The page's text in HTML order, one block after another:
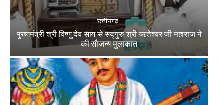
छत्तीसगढ़
मुख्यमंत्री श्री विष्णु देव साय से सद्गुरु श्री ऋतेश्वर जी महाराज ने
की सौजन्य मुलाकात